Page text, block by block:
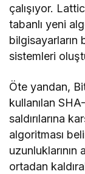
çalışıyor.
tabanlı yeni
bilgisayarların
sistemleri
Öte yandan,
kullanılan
saldırılarına
algoritması
uzunluklarının
ortadan